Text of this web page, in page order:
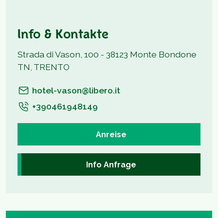
Info & Kontakte
Strada di Vason, 100 - 38123 Monte Bondone
TN, TRENTO
hotel-vason@libero.it
+390461948149
Anreise
Info Anfrage